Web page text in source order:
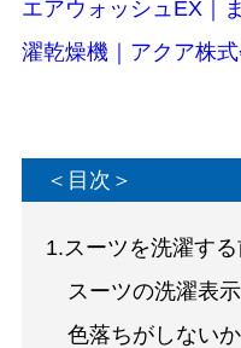
エアウォッシュEX｜
濯乾燥機｜アクア株式
＜目次＞
1.スーツを洗濯す
スーツの洗濯表
色落ちがしない